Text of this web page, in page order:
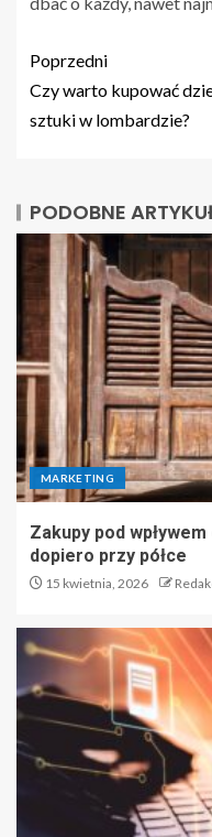
Poprzedni
Czy warto kupować
sztuki w lombardzie?
PODOBNE
MARKETING
Zakupy pod
dopiero przy półce
15 kwietnia, 2026